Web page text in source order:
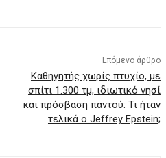
Επόμενο άρθρο
Καθηγητής χωρίς πτυχίο, με
σπίτι 1.300 τμ, ιδιωτικό νησί
και πρόσβαση παντού: Τι ήταν
τελικά ο Jeffrey Epstein;